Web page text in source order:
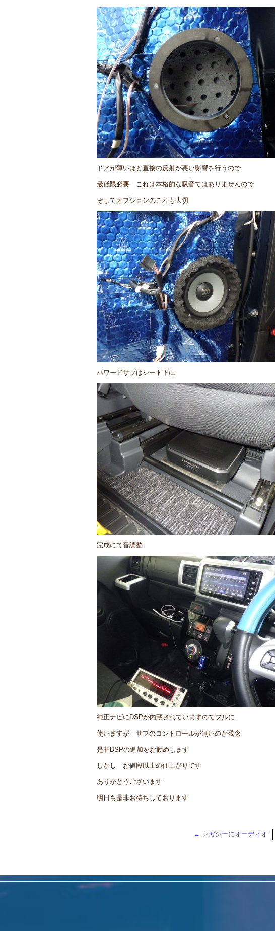
ドアが薄いほど直接の反射が悪い影響を行うので
最低限必要 これは本格的な吸音ではありませんので
そしてオプションのこれも大切
パワードサブはシート下に
完成にて音調整
純正ナビにDSPが内蔵されていますのでフルに
使いますが サブのコントロールが無いのが残念
是非DSPの追加をお勧めします
しかし お値段以上の仕上がりです
ありがとうございます
明日も是非お待ちしております
← レガシーにオーディオ